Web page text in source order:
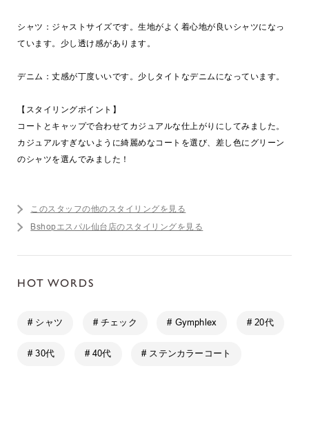
シャツ：ジャストサイズです。生地がよく着心地が良いシャツになっ
ています。少し透け感があります。
デニム：丈感が丁度いいです。少しタイトなデニムになっています。
【スタイリングポイント】
コートとキャップで合わせてカジュアルな仕上がりにしてみました。
カジュアルすぎないように綺麗めなコートを選び、差し色にグリーン
のシャツを選んでみました！
このスタッフの他のスタイリングを見る
Bshopエスパル仙台店のスタイリングを見る
HOT WORDS
# シャツ # チェック # Gymphlex # 20代
# 30代 # 40代 # ステンカラーコート